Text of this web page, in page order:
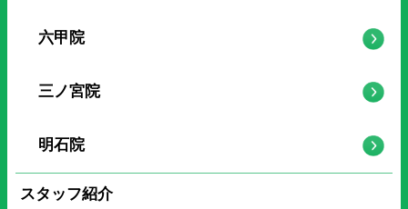
六甲院
三ノ宮院
明石院
スタッフ紹介